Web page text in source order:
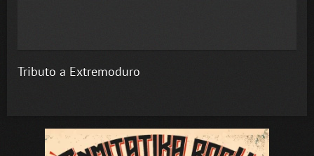
Tributo a Extremoduro